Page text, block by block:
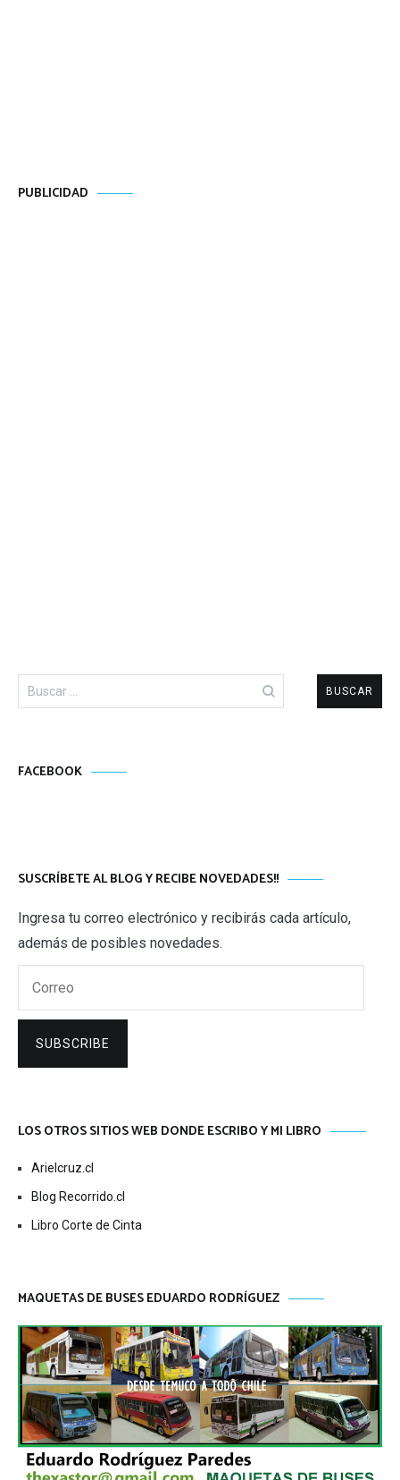
PUBLICIDAD
Buscar:
FACEBOOK
SUSCRÍBETE AL BLOG Y RECIBE NOVEDADES!!
Ingresa tu correo electrónico y recibirás cada artículo,
además de posibles novedades.
SUBSCRIBE
LOS OTROS SITIOS WEB DONDE ESCRIBO Y MI LIBRO
Arielcruz.cl
Blog Recorrido.cl
Libro Corte de Cinta
MAQUETAS DE BUSES EDUARDO RODRÍGUEZ